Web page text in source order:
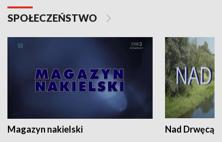
SPOŁECZEŃSTWO
Magazyn nakielski Nad Drwęcą